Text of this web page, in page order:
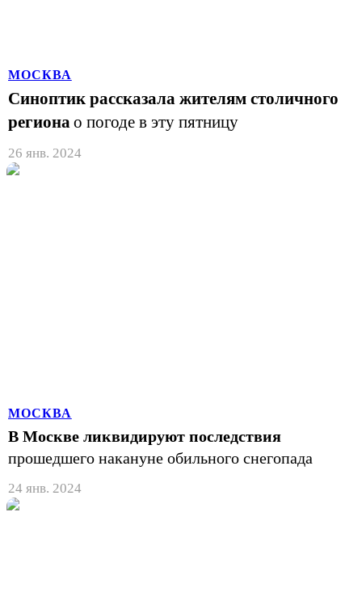
МОСКВА
Синоптик рассказала жителям столичного
региона о погоде в эту пятницу
26 янв. 2024
МОСКВА
В Москве ликвидируют последствия
прошедшего накануне обильного снегопада
24 янв. 2024